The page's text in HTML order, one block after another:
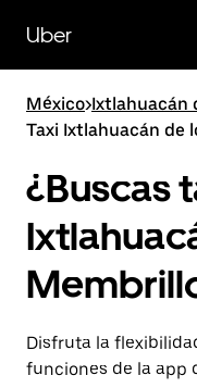
contenido
principal
Uber
México>Ixtlahuacán
Taxi Ixtlahuacán de
¿Buscas
Disfruta la
funciones de la app